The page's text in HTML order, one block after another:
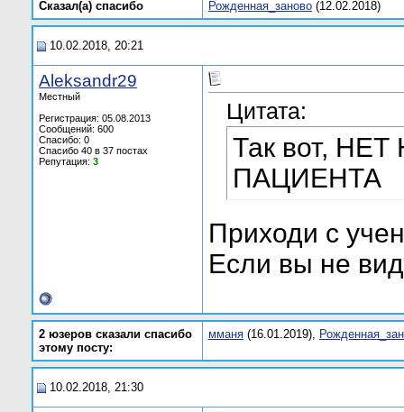
Сказал(а) cпасибо Рожденная_заново (12.02.2018)
10.02.2018, 20:21
Aleksandr29
Местный
Регистрация: 05.08.2013
Сообщений: 600
Спасибо: 0
Спасибо 40 в 37 постах
Репутация: 3
Цитата:
Так вот,
ПАЦИЕНТА
Приходи с
Если вы не
2 юзеров сказали спасибо
этому посту:
мманя (16.01.2019),
10.02.2018, 21:30